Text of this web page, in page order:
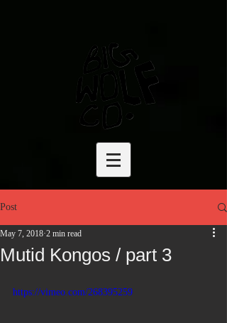
Post
Mutid Kongos / part 3
May 7, 2018 2 min read
https://vimeo.com/268395259